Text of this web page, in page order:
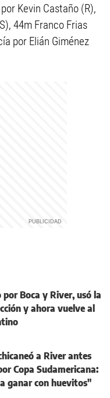
Kevin Castaño (R),
44m Franco Frias
por Elián Giménez
por Boca y River, usó la
y ahora vuelve al
a River antes
Copa Sudamericana:
ganar con huevitos"